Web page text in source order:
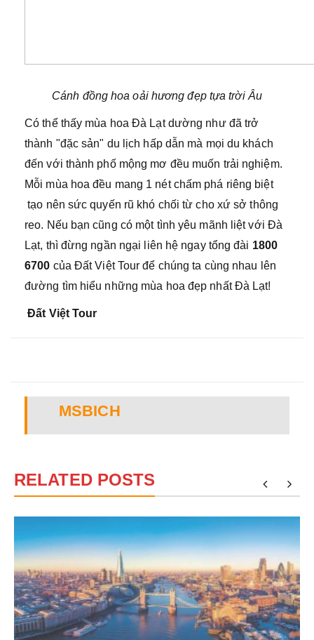
Cánh đồng hoa oải hương đẹp tựa trời Âu
Có thể thấy mùa hoa Đà Lạt dường như đã trở
thành "đặc sản" du lịch hấp dẫn mà mọi du khách
đến với thành phố mộng mơ đều muốn trải nghiệm.
Mỗi mùa hoa đều mang 1 nét chấm phá riêng biệt
tạo nên sức quyến rũ khó chối từ cho xứ sở thông
reo. Nếu bạn cũng có một tình yêu mãnh liệt với Đà
Lạt, thì đừng ngần ngại liên hệ ngay tổng đài 1800
6700 của Đất Việt Tour để chúng ta cùng nhau lên
đường tìm hiểu những mùa hoa đẹp nhất Đà Lạt!
Đất Việt Tour
MSBICH
RELATED POSTS